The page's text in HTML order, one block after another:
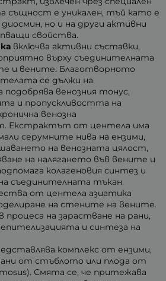
същност е уникален, тъй като е
но и на други активни
свойства.
включва активни съставки,
върху съединителната
и вените. Благотворното
се дължи на
венозния тонус,
и пропускливостта на
венозна
Екстрактът от центела има
серумните нива на ензими,
на венозната цялост,
на налягането във вените и
колагеновия синтез и
съединителната тъкан.
от центела азиатика
на стените на вените.
процеса на зарастване на рани,
и синтеза на
комплекс от ензими,
от стъблото или плода от
Смята се, че притежава